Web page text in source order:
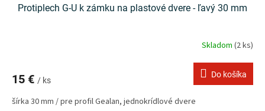
Protiplech G-U k zámku na plastové dvere - ľavý 30 mm
Skladom (2 ks)
15 € / ks
Do košíka
šírka 30 mm / pre profil Gealan, jednokrídlové dvere